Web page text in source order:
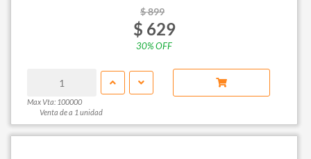
$ 899
$ 629
30% OFF
Max Vta: 100000
Venta de a 1 unidad